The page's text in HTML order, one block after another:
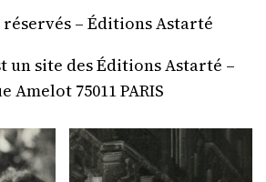
– Éditions Astarté
un site des Éditions Astarté –
Amelot 75011 PARIS